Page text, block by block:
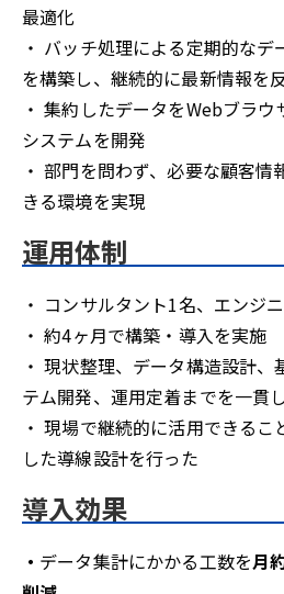
最適化
・ バッチ処理による定期的な
を構築し、継続的に最新情報を
・ 集約したデータをWebブラ
システムを開発
・ 部門を問わず、必要な顧客
きる環境を実現
運用体制
・ コンサルタント1名、エンジ
・ 約4ヶ月で構築・導入を実施
・ 現状整理、データ構造設計
テム開発、運用定着までを一貫
・ 現場で継続的に活用できる
した導線設計を行った
導入効果
・ データ集計にかかる工数を月